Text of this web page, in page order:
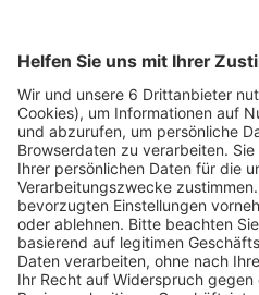
Artikel-ID: 3654
Leisten aus Eiche-
Frank Holz GmbH